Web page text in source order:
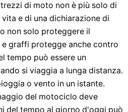
di moto non è più solo di
e di una dichiarazione di
non solo proteggere il
graffi protegge anche contro
tempo può essere un
si viaggia a lunga distanza.
o vento in un istante.
del motociclo deve
del tempo al giorno d'oggi può